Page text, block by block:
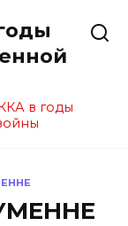
в годы